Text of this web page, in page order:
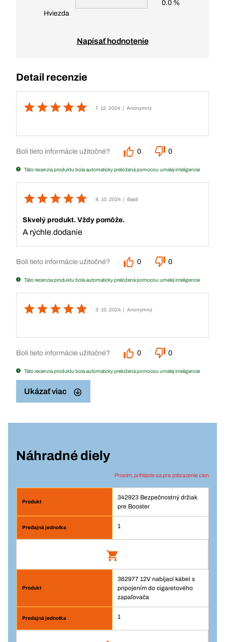
Hviezda
0.0 %
Napísať hodnotenie
Detail recenzie
7. 12. 2024 | Anonymný
Boli tieto informácie užitočné? 0 0
Táto recenzia produktu bola automaticky preložená pomocou umelej inteligencie
8. 10. 2024 | Basti
Skvelý produkt. Vždy pomôže.
A rýchle.dodanie
Boli tieto informácie užitočné? 0 0
Táto recenzia produktu bola automaticky preložená pomocou umelej inteligencie
3. 10. 2024 | Anonymný
Boli tieto informácie užitočné? 0 0
Táto recenzia produktu bola automaticky preložená pomocou umelej inteligencie
Ukázať viac
Náhradné diely
Prosím, prihláste sa pre zobrazenie cien
342923 Bezpečnostný držiak
pre Booster
1
Bezpečnostný držiak pre Booster
Číslo výrobku: 342923
362977 12V nabíjací kábel s
pripojením do cigaretového
zapaľovača
1